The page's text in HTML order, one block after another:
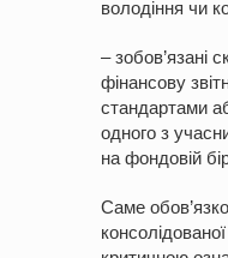
володіння чи
– зобов’язані
фінансову
стандартами
одного з
на фондовій
Саме